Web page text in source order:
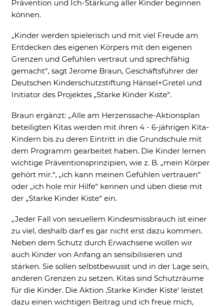
Prävention und Ich-Stärkung aller Kinder beginnen
können.
„Kinder werden spielerisch und mit viel Freude am
Entdecken des eigenen Körpers mit den eigenen
Grenzen und Gefühlen vertraut und sprechfähig
gemacht“, sagt Jerome Braun, Geschäftsführer der
Deutschen Kinderschutzstiftung Hänsel+Gretel und
Initiator des Projektes „Starke Kinder Kiste“.
Braun ergänzt: „Alle am Herzenssache-Aktionsplan
beteiligten Kitas werden mit ihren 4 - 6-jährigen Kita-
Kindern bis zu deren Eintritt in die Grundschule mit
dem Programm gearbeitet haben. Die Kinder lernen
wichtige Präventionsprinzipien, wie z. B. „mein Körper
gehört mir.“, „ich kann meinen Gefühlen vertrauen“
oder „ich hole mir Hilfe“ kennen und üben diese mit
der „Starke Kinder Kiste“ ein.
„Jeder Fall von sexuellem Kindesmissbrauch ist einer
zu viel, deshalb darf es gar nicht erst dazu kommen.
Neben dem Schutz durch Erwachsene wollen wir
auch Kinder von Anfang an sensibilisieren und
stärken. Sie sollen selbstbewusst und in der Lage sein,
anderen Grenzen zu setzen. Kitas sind Schutzräume
für die Kinder. Die Aktion ,Starke Kinder Kiste‘ leistet
dazu einen wichtigen Beitrag und ich freue mich,
content available on the website. Such as
YouTube, Instagram or similar providers.
Marketing und Statistik
Marketing und Statistik Cookies werden
verwendet, um anonymes Tracking zu
aktivieren. Hierbei werden können
anonymisierte Daten an eventuelle
Drittanbieter weitergeleitet.
Cookie Informationen anzeigen